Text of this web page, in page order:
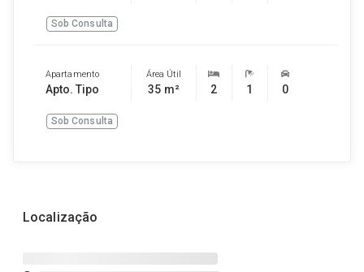
Sob Consulta
Apartamento
Apto. Tipo
Área Útil
35 m² 2 1 0
Sob Consulta
Localização